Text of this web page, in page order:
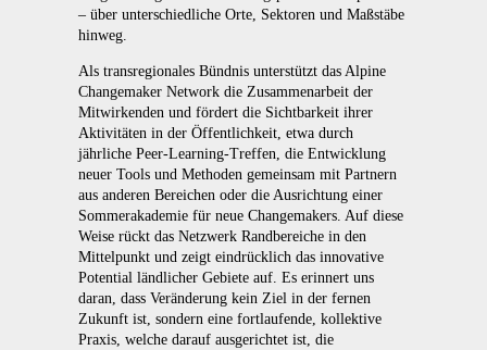
– über unterschiedliche Orte, Sektoren und Maßstäbe
hinweg.
Als transregionales Bündnis unterstützt das Alpine
Changemaker Network die Zusammenarbeit der
Mitwirkenden und fördert die Sichtbarkeit ihrer
Aktivitäten in der Öffentlichkeit, etwa durch
jährliche Peer-Learning-Treffen, die Entwicklung
neuer Tools und Methoden gemeinsam mit Partnern
aus anderen Bereichen oder die Ausrichtung einer
Sommerakademie für neue Changemakers. Auf diese
Weise rückt das Netzwerk Randbereiche in den
Mittelpunkt und zeigt eindrücklich das innovative
Potential ländlicher Gebiete auf. Es erinnert uns
daran, dass Veränderung kein Ziel in der fernen
Zukunft ist, sondern eine fortlaufende, kollektive
Praxis, welche darauf ausgerichtet ist, die